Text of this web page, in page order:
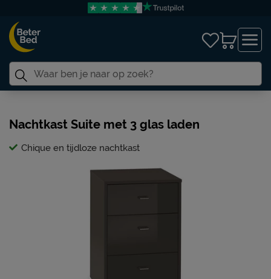
Nachtkast Suite met 3 glas laden
Chique en tijdloze nachtkast